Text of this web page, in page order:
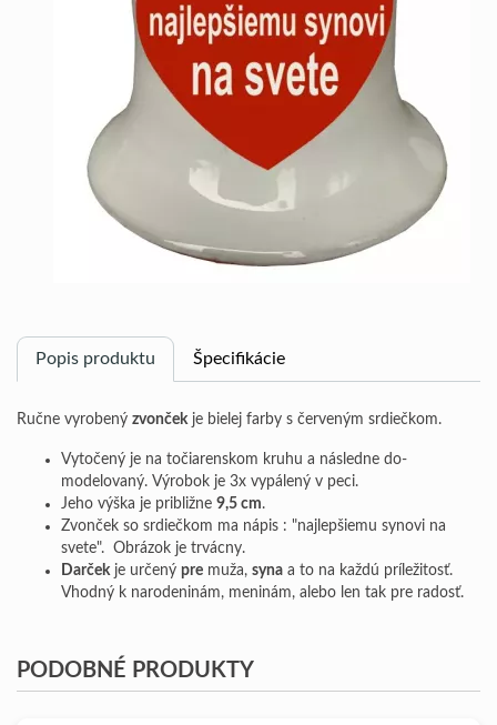
Popis produktu Špecifikácie
Ručne vyrobený zvončekje bielej farby s červeným srdiečkom.
Vytočený je na točiarenskom kruhu a následne do-
modelovaný. Výrobok je 3x vypálený v peci.
Jeho výška je približne 9,5 cm.
Zvonček so srdiečkom ma nápis : "najlepšiemu synovi na
svete". Obrázok je trvácny.
Darčekje určený pre muža, syna a to na každú príležitosť.
Vhodný k narodeninám, meninám, alebo len tak pre radosť.
PODOBNÉ PRODUKTY